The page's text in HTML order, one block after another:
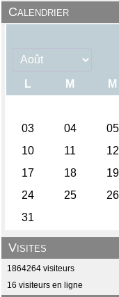
Calendrier
Visites
1864264 visiteurs
16 visiteurs en ligne